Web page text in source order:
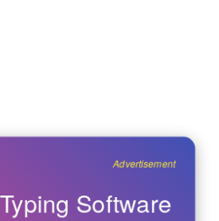
Advertisement
Software